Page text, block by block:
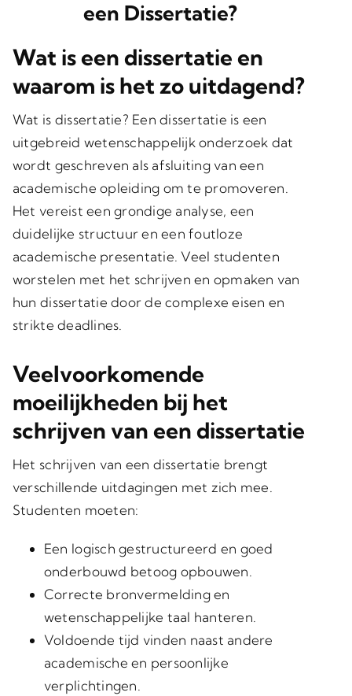
een Dissertatie?
Wat is een dissertatie en
waarom is het zo uitdagend?
Wat is dissertatie? Een dissertatie is een
uitgebreid wetenschappelijk onderzoek dat
wordt geschreven als afsluiting van een
academische opleiding om te promoveren.
Het vereist een grondige analyse, een
duidelijke structuur en een foutloze
academische presentatie. Veel studenten
worstelen met het schrijven en opmaken van
hun dissertatie door de complexe eisen en
strikte deadlines.
Veelvoorkomende
moeilijkheden bij het
schrijven van een dissertatie
Het schrijven van een dissertatie brengt
verschillende uitdagingen met zich mee.
Studenten moeten:
Een logisch gestructureerd en goed
onderbouwd betoog opbouwen.
Correcte bronvermelding en
wetenschappelijke taal hanteren.
Voldoende tijd vinden naast andere
academische en persoonlijke
verplichtingen.